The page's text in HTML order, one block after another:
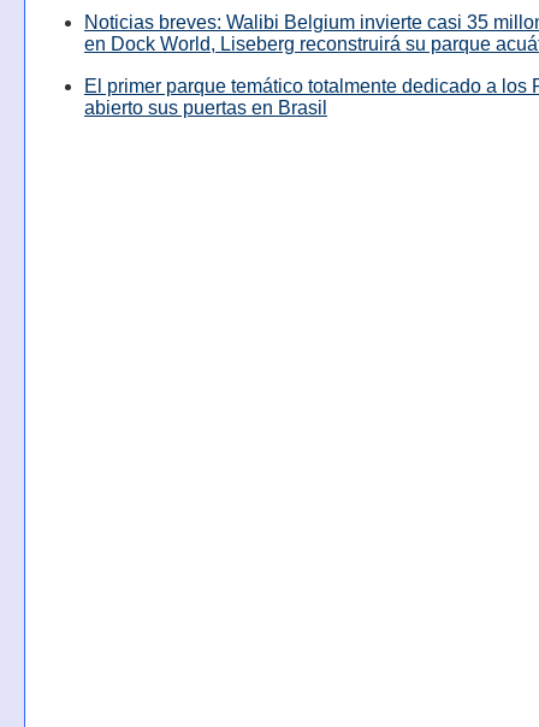
Noticias breves: Walibi Belgium invierte casi 35
en Dock World, Liseberg reconstruirá su parque
El primer parque temático totalmente dedicado a los
abierto sus puertas en Brasil